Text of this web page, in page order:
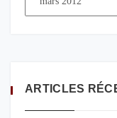
ARTICLES